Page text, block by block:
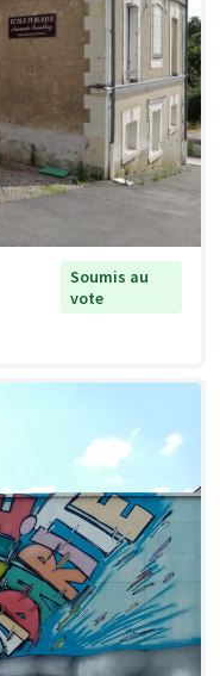
Soumis au
vote